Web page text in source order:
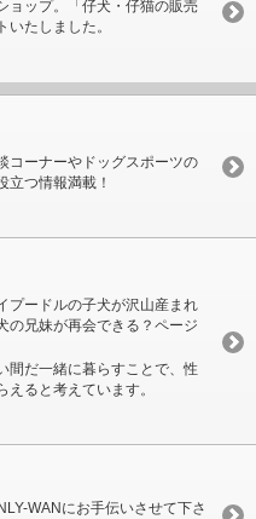
ョップ。「仔犬・仔猫の販売
たしました。
コーナーやドッグスポーツの
立つ情報満載！
プードルの子犬が沢山産まれ
の兄妹が再会できる？ページ
間だ一緒に暮らすことで、性
ると考えています。
WANにお手伝いさせて下さ